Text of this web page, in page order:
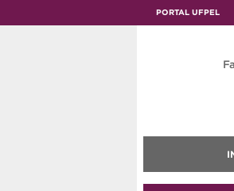
PORTAL UFPEL